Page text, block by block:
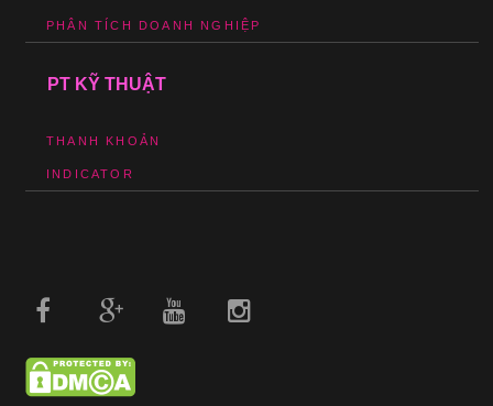
PHÂN TÍCH DOANH NGHIỆP
PT KỸ THUẬT
THANH KHOẢN
INDICATOR